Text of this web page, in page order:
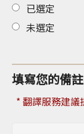
已選定
未選定
填寫您的備
* 翻譯服務建議